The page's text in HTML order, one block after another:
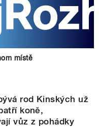
místě
rod Kinských už
koně,
vůz z pohádky